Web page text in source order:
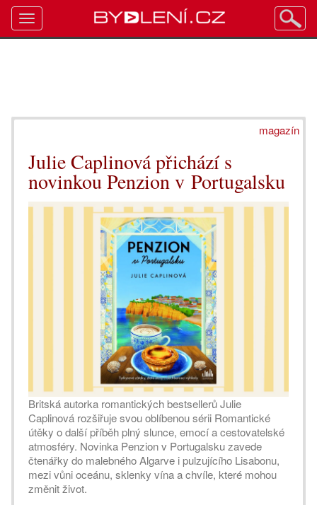
magazín
Julie Caplinová přichází s
novinkou Penzion v Portugalsku
Britská autorka romantických bestsellerů Julie
Caplinová rozšiřuje svou oblíbenou sérii Romantické
útěky o další příběh plný slunce, emocí a cestovatelské
atmosféry. Novinka Penzion v Portugalsku zavede
čtenářky do malebného Algarve i pulzujícího Lisabonu,
mezi vůni oceánu, sklenky vína a chvíle, které mohou
změnit život.
Toggle
navigation